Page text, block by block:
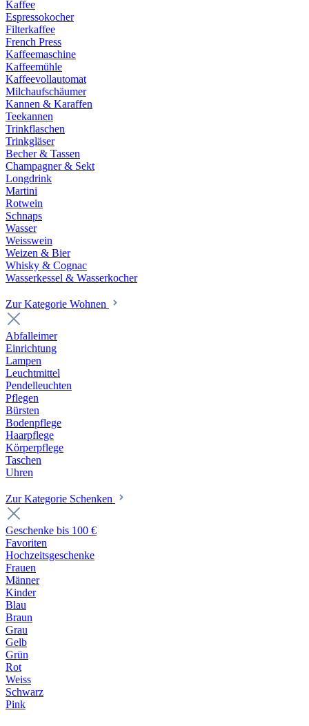
Kaffee
Espressokocher
Filterkaffee
French Press
Kaffeemaschine
Kaffeemühle
Kaffeevollautomat
Milchaufschäumer
Kannen & Karaffen
Teekannen
Trinkflaschen
Trinkgläser
Becher & Tassen
Champagner & Sekt
Longdrink
Martini
Rotwein
Schnaps
Wasser
Weisswein
Weizen & Bier
Whisky & Cognac
Wasserkessel & Wasserkocher
Zur Kategorie Wohnen
Abfalleimer
Einrichtung
Lampen
Leuchtmittel
Pendelleuchten
Pflegen
Bürsten
Bodenpflege
Haarpflege
Körperpflege
Taschen
Uhren
Zur Kategorie Schenken
Geschenke bis 100 €
Favoriten
Hochzeitsgeschenke
Frauen
Männer
Kinder
Blau
Braun
Grau
Gelb
Grün
Rot
Weiss
Schwarz
Pink